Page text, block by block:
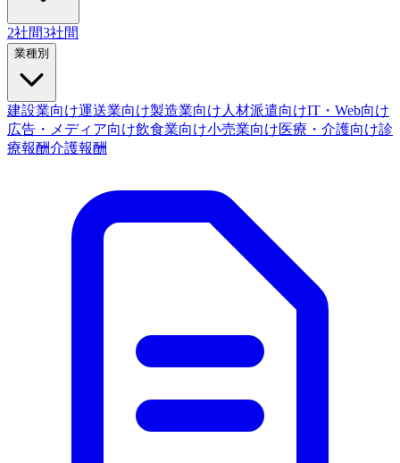
2社間3社間
業種別
建設業向け運送業向け製造業向け 人材派遣向けIT・Web向け
広告・メディア向け飲食業向け小売業向け医療・介護向け診
療報酬介護報酬